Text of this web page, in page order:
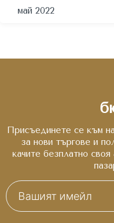
май 2022
Присъединете се към
за нови търгове и
качите безплатно